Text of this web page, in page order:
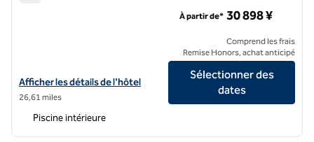
Afficher les détails de l'hôtel Hilton Kyoto
Afficher les détails de l'hôtel
26,61 miles
À partir de* 30 898 ¥
Comprend les frais
Remise Honors, achat anticipé
Sélectionner des
dates
Piscine intérieure